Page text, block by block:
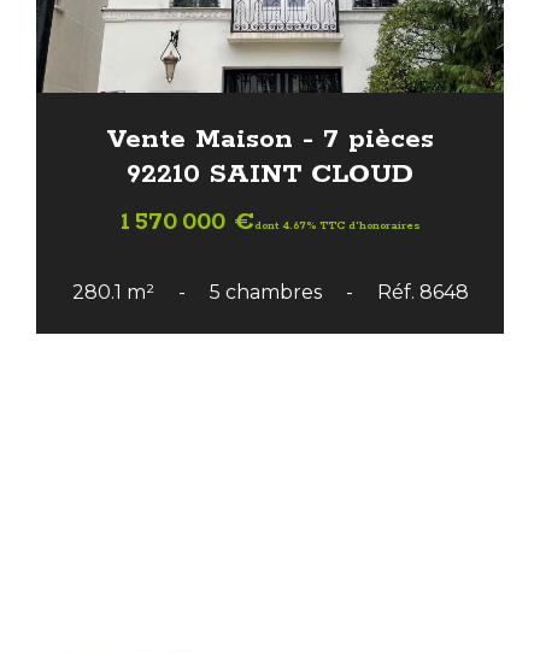
Vente Maison - 7 pièces
92210 SAINT CLOUD
1 570 000 €dont 4.67% TTC d'honoraires
280.1 m² 5 chambres Réf. 8648